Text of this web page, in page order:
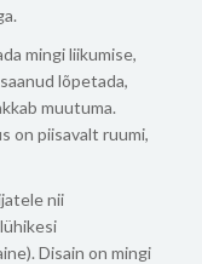
mingi liikumise,
lõpetada,
muutuma.
on piisavalt ruumi,
nii
Disain on mingi